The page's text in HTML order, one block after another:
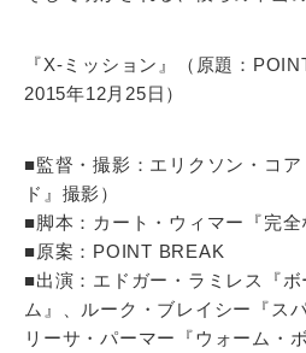
『X-ミッション』（原題：
2015年12月25日）
■監督・撮影：エリクソン・コ
ド』撮影）
■脚本：カート・ウィマー『完全
■原案：POINT BREAK
■出演：エドガー・ラミレス『
ム』、ルーク・ブレイシー『ス
リーサ・パーマー『ウォーム・